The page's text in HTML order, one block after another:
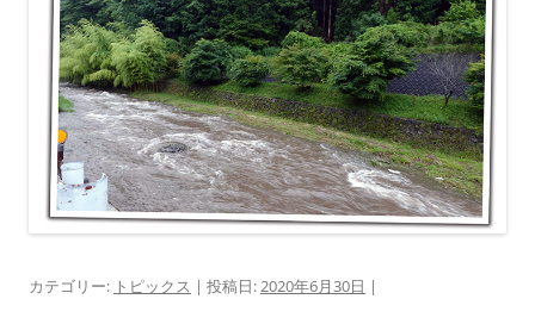
カテゴリー: トピックス | 投稿日:2020年6月30日 |